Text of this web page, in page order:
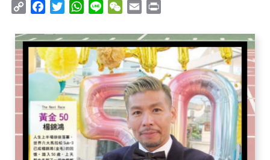
Copy
Facebook
TwitterWhatsApp
Line WeChat
Email